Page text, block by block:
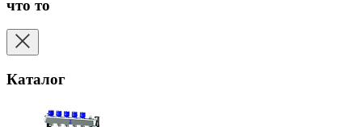
что то
Каталог